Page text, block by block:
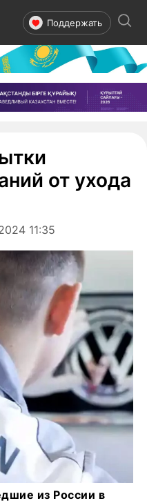
Поддержать
от ухода
11:35
из России в